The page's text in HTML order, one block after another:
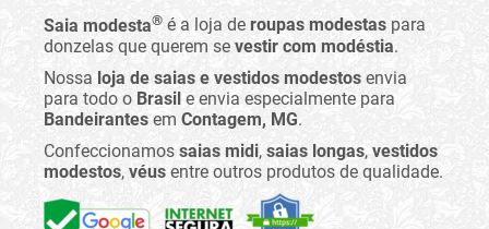
Saia modesta® é a loja de roupas modestas para
donzelas que querem se vestir com modéstia.
Nossa loja de saias e vestidos modestos envia
para todo o Brasil e envia especialmente para
Bandeirantes em Contagem, MG.
Confeccionamos saias midi, saias longas, vestidos
modestos, véus entre outros produtos de qualidade.